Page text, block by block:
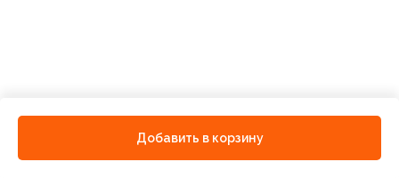
Добавить в корзину